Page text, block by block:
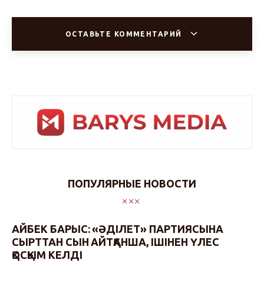
ОСТАВЬТЕ КОММЕНТАРИЙ
ПОПУЛЯРНЫЕ НОВОСТИ
АЙБЕК БАРЫС: «ӘДІЛЕТ» ПАРТИЯСЫНА
СЫРТТАН СЫН АЙТҚАНША, ІШІНЕН ҮЛЕС
ҚОСҚЫМ КЕЛДІ